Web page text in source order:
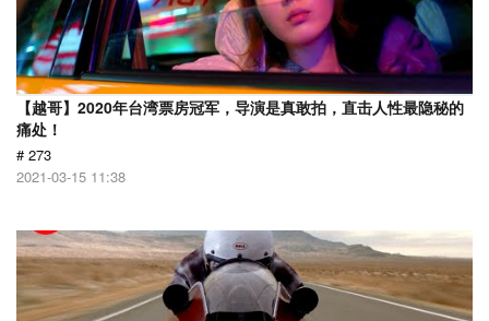
【越哥】2020年台湾票房冠军，导演是真敢拍，直击人性最隐秘的
痛处！
# 273
2021-03-15 11:38